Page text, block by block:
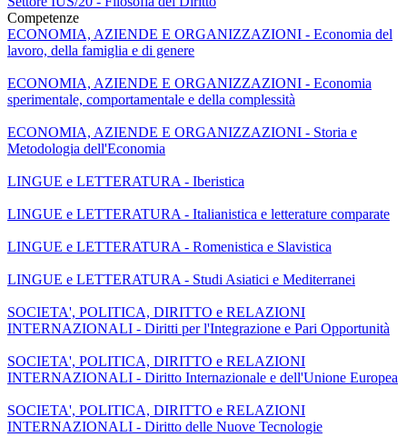
Competenze
ECONOMIA, AZIENDE E ORGANIZZAZIONI - Economia del
lavoro, della famiglia e di genere
ECONOMIA, AZIENDE E ORGANIZZAZIONI - Economia
sperimentale, comportamentale e della complessità
ECONOMIA, AZIENDE E ORGANIZZAZIONI - Storia e
Metodologia dell'Economia
LINGUE e LETTERATURA - Iberistica
LINGUE e LETTERATURA - Italianistica e letterature comparate
LINGUE e LETTERATURA - Romenistica e Slavistica
LINGUE e LETTERATURA - Studi Asiatici e Mediterranei
SOCIETA', POLITICA, DIRITTO e RELAZIONI
INTERNAZIONALI - Diritti per l'Integrazione e Pari Opportunità
SOCIETA', POLITICA, DIRITTO e RELAZIONI
INTERNAZIONALI - Diritto Internazionale e dell'Unione Europea
SOCIETA', POLITICA, DIRITTO e RELAZIONI
INTERNAZIONALI - Diritto delle Nuove Tecnologie